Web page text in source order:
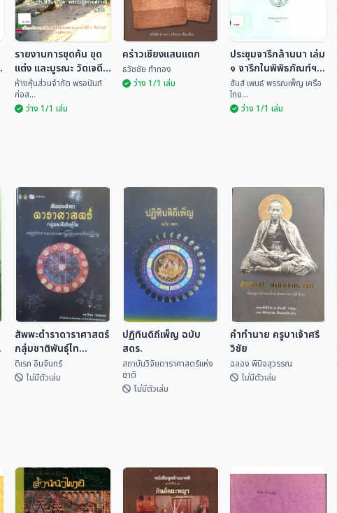
รายงานการขุดค้น ขุด
แต่ง และบูรณะ วัดเจดีย์
หลวง อำเภอเชียงแสน
จังหวัดเชียงราย
ห้างหุ้นส่วนจำกัด พรอนันท์
ก่อส...
ว่าง 1/1 เล่ม
คร่าวเชียงแสนแตก
ธวัชชัย ทำทอง
ว่าง 1/1 เล่ม
ประชุมจารึกล้านนา เล่ม
๑ จารึกในพิพิธภัณฑ์ฯ
เชียงแสน
ฮันส์ เพนธ์ พรรณเพ็ญ เครือ
ไทย...
ว่าง 1/1 เล่ม
สัพพะตำราดาราศาสตร์
กลุ่มชาติพันธุ์ไท
(ปริวรรตจากคัมภีร์ใบ
ลานและพับสา)
ดิเรก อินจันทร์
ไม่มีตัวเล่ม
ปฏิทินดิถีเพ็ญ ฉบับ
สดร.
สถาบันวิจัยดาราศาสตร์แห่ง
ชาติ
ไม่มีตัวเล่ม
คำทำนาย ครูบาเจ้าศรี
วิชัย
ฉลอง พินิจสุวรรณ
ไม่มีตัวเล่ม